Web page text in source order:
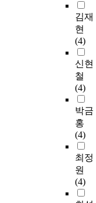
김재
현
(4)
신현
철
(4)
박금
홍
(4)
최정
원
(4)